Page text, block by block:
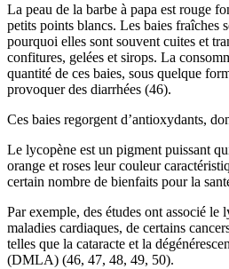
La peau de la barbe à papa est rouge
petits points blancs. Les baies fraîches
pourquoi elles sont souvent cuites et
confitures, gelées et sirops. La
quantité de ces baies, sous quelque
provoquer des diarrhées (46).
Ces baies regorgent d’antioxydants,
Le lycopène est un pigment puissant
orange et roses leur couleur
certain nombre de bienfaits pour la
Par exemple, des études ont associé le
maladies cardiaques, de certains
telles que la cataracte et la
(DMLA) (46, 47, 48, 49, 50).